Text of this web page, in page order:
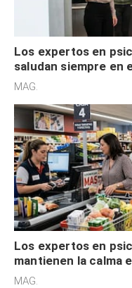
Los expertos en
saludan siempre en
defensiva y tienen
MAG.
Los expertos en
mantienen la calma
cognitiva, gratitud y
MAG.